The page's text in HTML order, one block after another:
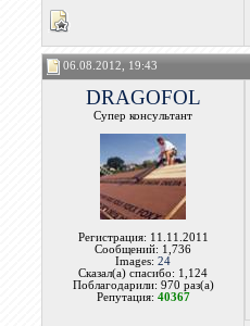
06.08.2012, 19:43
DRAGOFOL
Супер консультант
Регистрация: 11.11.2011
Сообщений: 1,736
Images:24
Сказал(а) спасибо: 1,124
Поблагодарили: 970 раз(а)
Репутация: 40367